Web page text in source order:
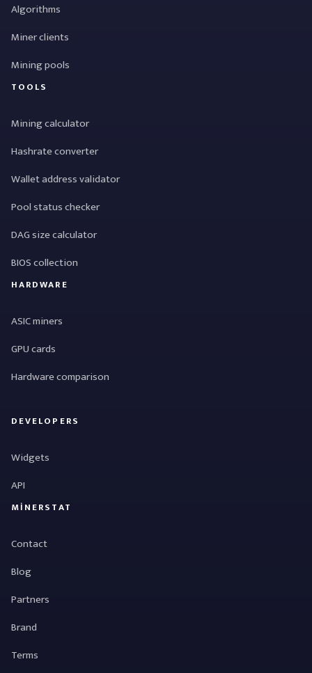
Algorithms
Miner clients
Mining pools
TOOLS
Mining calculator
Hashrate converter
Wallet address validator
Pool status checker
DAG size calculator
BIOS collection
HARDWARE
ASIC miners
GPU cards
Hardware comparison
DEVELOPERS
Widgets
API
MINERSTAT
Contact
Blog
Partners
Brand
Terms